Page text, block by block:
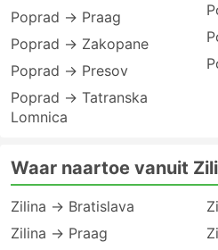
Poprad → Praag
Poprad → Zakopane
Poprad → Presov
Poprad → Tatranska
Lomnica
Waar naartoe vanuit
Zilina → Bratislava
Zilina → Praag